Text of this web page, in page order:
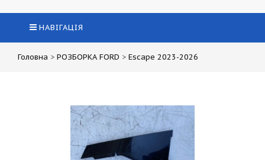
НАВІГАЦІЯ
Головна > РОЗБОРКА FORD > Escape 2023-2026